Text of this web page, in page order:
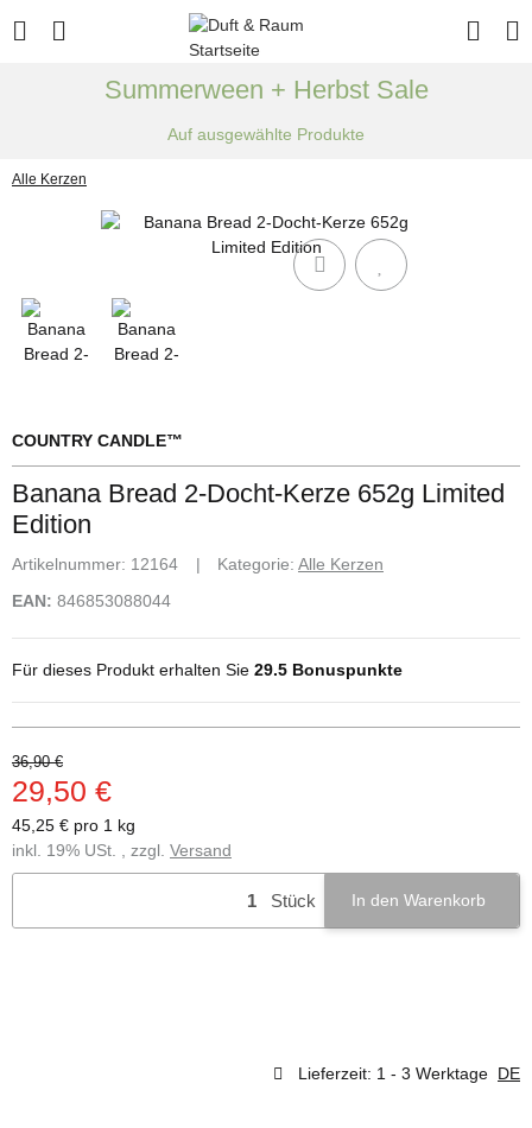
Summerween + Herbst Sale
Auf ausgewählte Produkte
Alle Kerzen
COUNTRY CANDLE™
Banana Bread 2-Docht-Kerze 652g Limited
Edition
Artikelnummer: 12164 Kategorie: Alle Kerzen
EAN: 846853088044
Für dieses Produkt erhalten Sie 29.5 Bonuspunkte
36,90 €
29,50 €
45,25 € pro 1 kg
inkl. 19% USt. , zzgl. Versand
Stück In den Warenkorb
Lieferzeit: 1 - 3 Werktage DE